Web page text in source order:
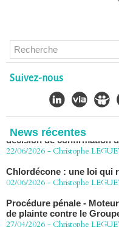
Suivez-nous
News récentes
Chlordécone : un non-
vers la Cour de cassation
CHLORDÉCONE
LÈGUEVAQUES (CLE),
décision de confirmation
22/06/2026 -Christophe
Chlordécone : une loi qui
02/06/2026 -Christophe
Procédure pénale -
de plainte contre le
27/04/2026 -Christophe